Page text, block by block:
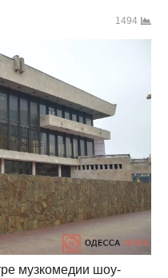
1494
музкомедии шоу-